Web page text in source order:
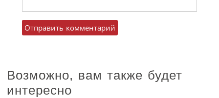
Возможно, вам также будет
интересно